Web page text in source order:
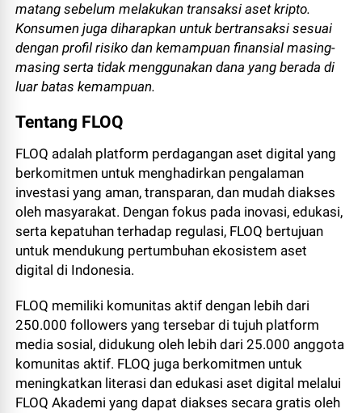
matang sebelum melakukan transaksi aset kripto.
Konsumen juga diharapkan untuk bertransaksi sesuai
dengan profil risiko dan kemampuan finansial masing-
masing serta tidak menggunakan dana yang berada di
luar batas kemampuan.
Tentang FLOQ
FLOQ adalah platform perdagangan aset digital yang
berkomitmen untuk menghadirkan pengalaman
investasi yang aman, transparan, dan mudah diakses
oleh masyarakat. Dengan fokus pada inovasi, edukasi,
serta kepatuhan terhadap regulasi, FLOQ bertujuan
untuk mendukung pertumbuhan ekosistem aset
digital di Indonesia.
FLOQ memiliki komunitas aktif dengan lebih dari
250.000 followers yang tersebar di tujuh platform
media sosial, didukung oleh lebih dari 25.000 anggota
komunitas aktif. FLOQ juga berkomitmen untuk
meningkatkan literasi dan edukasi aset digital melalui
FLOQ Akademi yang dapat diakses secara gratis oleh